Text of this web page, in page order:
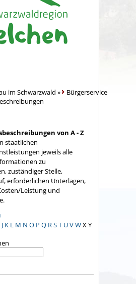
im Schwarzwald »
Bürgerservice
von A - Z
staatlichen
jeweils alle
zu
zuständiger Stelle,
erforderlichen Unterlagen,
Leistung und
J K L M N O P Q RST UVWXY